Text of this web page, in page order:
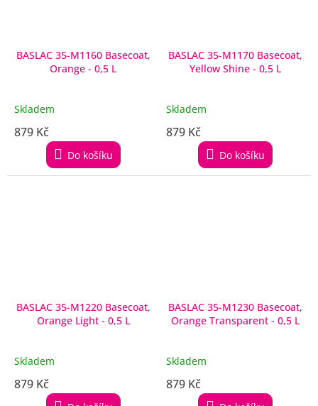
BASLAC 35-M1160 Basecoat,
Orange - 0,5 L
Skladem
879 Kč
Do košíku
BASLAC 35-M1170 Basecoat,
Yellow Shine - 0,5 L
Skladem
879 Kč
Do košíku
BASLAC 35-M1220 Basecoat,
Orange Light - 0,5 L
Skladem
879 Kč
BASLAC 35-M1230 Basecoat,
Orange Transparent - 0,5 L
Skladem
879 Kč